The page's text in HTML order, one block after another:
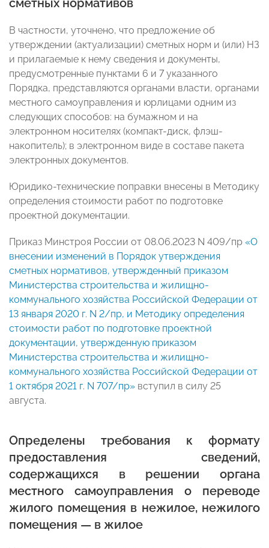
сметных нормативов
В частности, уточнено, что предложение об
утверждении (актуализации) сметных норм и (или) НЗ
и прилагаемые к нему сведения и документы,
предусмотренные пунктами 6 и 7 указанного
Порядка, представляются органами власти, органами
местного самоуправления и юрлицами одним из
следующих способов: на бумажном и на
электронном носителях (компакт-диск, флэш-
накопитель); в электронном виде в составе пакета
электронных документов.
Юридико-технические поправки внесены в Методику
определения стоимости работ по подготовке
проектной документации.
Приказ Минстроя России от 08.06.2023 N 409/пр «О
внесении изменений в Порядок утверждения
сметных нормативов, утвержденный приказом
Министерства строительства и жилищно-
коммунального хозяйства Российской Федерации от
13 января 2020 г. N 2/пр, и Методику определения
стоимости работ по подготовке проектной
документации, утвержденную приказом
Министерства строительства и жилищно-
коммунального хозяйства Российской Федерации от
1 октября 2021 г. N 707/пр» вступил в силу 25
августа.
Определены требования к формату
предоставления сведений,
содержащихся в решении органа
местного самоуправления о переводе
жилого помещения в нежилое, нежилого
помещения — в жилое